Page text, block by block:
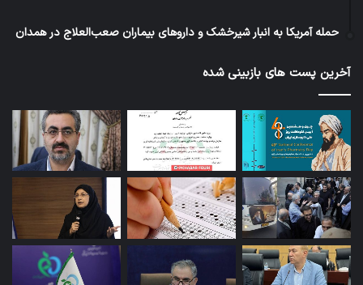
حمله آمریکا به انبار شیرخشک و داروهای بیماران صعب‌العلاج در همدان
آخرین پست های بازبینی شده